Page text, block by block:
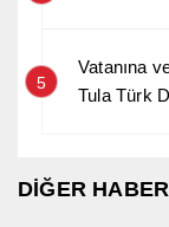
5
Vatanına
Tula Türk
DİĞER